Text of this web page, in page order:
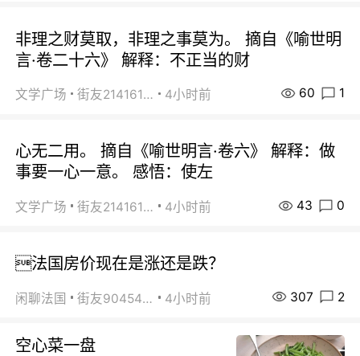
非理之财莫取，非理之事莫为。 摘自《喻世明
言·卷二十六》 解释：不正当的财
文学广场 街友21416156 4小时前 60 1
心无二用。 摘自《喻世明言·卷六》 解释：做
事要一心一意。 感悟：使左
文学广场 街友21416156 4小时前 43 0
法国房价现在是涨还是跌？
闲聊法国 街友90454511 4小时前 307 2
空心菜一盘